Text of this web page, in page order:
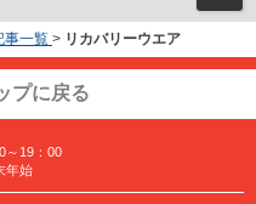
事一覧 > リカバリーウエア
プに戻る
～19：00
年始